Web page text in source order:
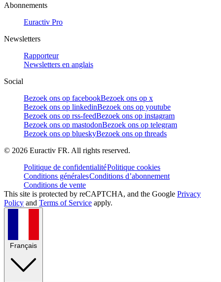
Abonnements
Euractiv Pro
Newsletters
Rapporteur
Newsletters en anglais
Social
Bezoek ons op facebookBezoek ons op x
Bezoek ons op linkedinBezoek ons op youtube
Bezoek ons op rss-feedBezoek ons op instagram
Bezoek ons op mastodonBezoek ons op telegram
Bezoek ons op blueskyBezoek ons op threads
© 2026 Euractiv FR. All rights reserved.
Politique de confidentialitéPolitique cookies
Conditions généralesConditions d’abonnement
Conditions de vente
This site is protected by reCAPTCHA, and the Google Privacy
Policy and Terms of Service apply.
Français